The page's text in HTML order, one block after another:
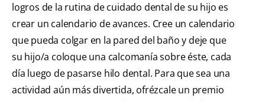
logros de la rutina de cuidado dental de su hijo es
crear un calendario de avances. Cree un calendario
que pueda colgar en la pared del baño y deje que
su hijo/a coloque una calcomanía sobre éste, cada
día luego de pasarse hilo dental. Para que sea una
actividad aún más divertida, ofrézcale un premio